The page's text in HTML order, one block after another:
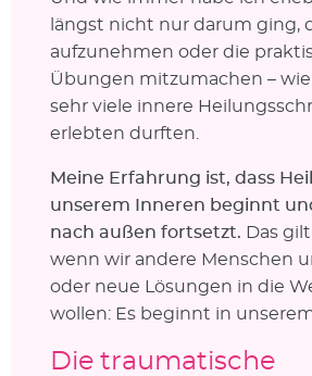
längst nicht nur darum ging,
aufzunehmen oder die
Übungen mitzumachen –
sehr viele innere
erlebten durften.
Meine Erfahrung ist, dass
unserem Inneren beginnt
nach außen fortsetzt. Das
wenn wir andere Menschen
oder neue Lösungen in die
wollen: Es beginnt in
Die traumatische